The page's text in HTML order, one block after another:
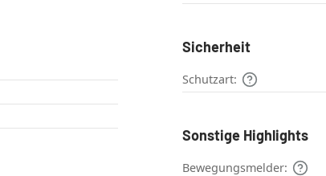
Sicherheit
Schutzart:
Sonstige Highlights
Bewegungsmelder: